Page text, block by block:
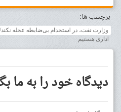
برچسب ها:
وزارت نفت، در استخدام بی‌ضابطه عجله
اداری هستیم
دیدگاه خود را به ما